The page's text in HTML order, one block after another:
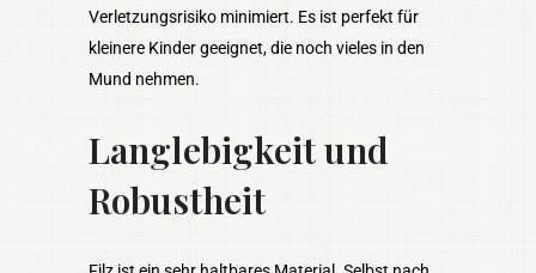
Verletzungsrisiko minimiert. Es ist perfekt für
kleinere Kinder geeignet, die noch vieles in den
Mund nehmen.
Langlebigkeit und
Robustheit